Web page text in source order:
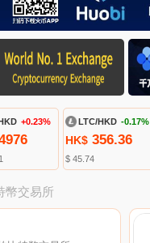
+0.23% LTC/HKD -0.17%
HK$356.36
$ 45.74
幣交易所